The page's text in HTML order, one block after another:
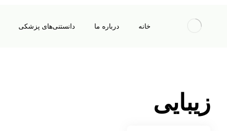
خانه درباره ما دانستنی‌های پزشکی
زیبایی